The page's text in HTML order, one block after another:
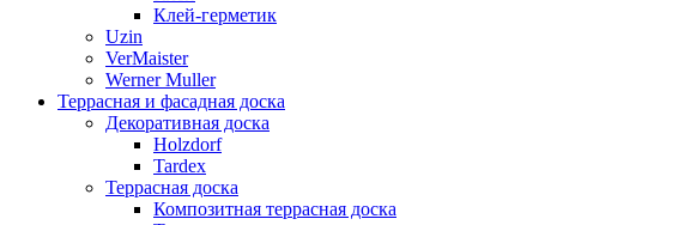
Клей-герметик
Uzin
VerMaister
Werner Muller
Террасная и фасадная доска
Декоративная доска
Holzdorf
Tardex
Террасная доска
Композитная террасная доска